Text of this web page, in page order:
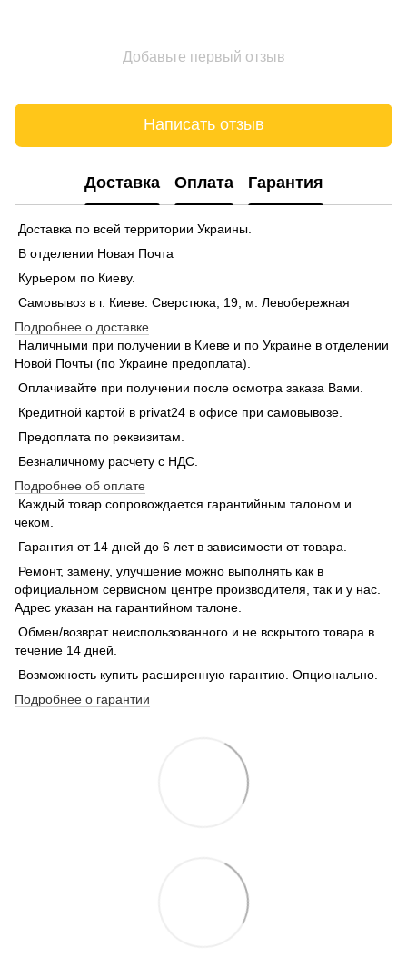
Добавьте первый отзыв
Написать отзыв
Доставка Оплата Гарантия
Доставка по всей территории Украины.
В отделении Новая Почта
Курьером по Киеву.
Самовывоз в г. Киеве. Сверстюка, 19, м. Левобережная
Подробнее о доставке
Наличными при получении в Киеве и по Украине в отделении
Новой Почты (по Украине предоплата).
Оплачивайте при получении после осмотра заказа Вами.
Кредитной картой в privat24 в офисе при самовывозе.
Предоплата по реквизитам.
Безналичному расчету с НДС.
Подробнее об оплате
Каждый товар сопровождается гарантийным талоном и
чеком.
Гарантия от 14 дней до 6 лет в зависимости от товара.
Ремонт, замену, улучшение можно выполнять как в
официальном сервисном центре производителя, так и у нас.
Адрес указан на гарантийном талоне.
Обмен/возврат неиспользованного и не вскрытого товара в
течение 14 дней.
Возможность купить расширенную гарантию. Опционально.
Подробнее о гарантии